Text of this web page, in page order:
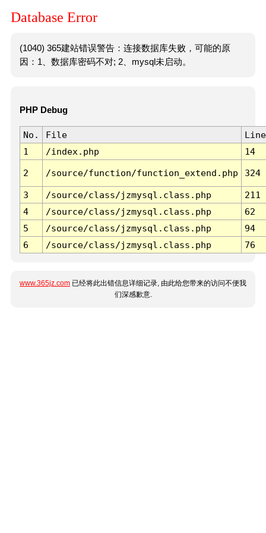
Database Error
(1040) 365建站错误警告：连接数据库失败，可能的原
因：1、数据库密码不对; 2、mysql未启动。
PHP Debug
No. File
Line
1
/index.php 14
2 /source/function/function_extend.php 324
3 /source/class/jzmysql.class.php
211
4
/source/class/jzmysql.class.php
62
5
/source/class/jzmysql.class.php
94
6
/source/class/jzmysql.class.php 76
www.365jz.com 已经将此出错信息详细记录, 由此给您带来的访问不便我
们深感歉意.